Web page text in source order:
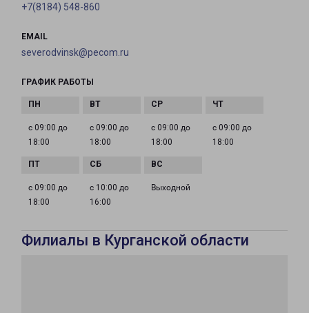
+7(8184) 548-860
EMAIL
severodvinsk@pecom.ru
ГРАФИК РАБОТЫ
с 09:00 до
18:00
с 09:00 до
18:00
с 09:00 до
18:00
с 09:00 до
18:00
с 09:00 до
18:00
с 10:00 до
16:00
Выходной
Филиалы в Курганской области